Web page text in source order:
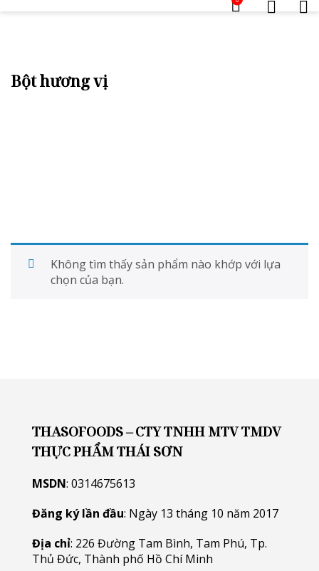
Bột hương vị
Không tìm thấy sản phẩm nào khớp với lựa
chọn của bạn.
THASOFOODS – CTY TNHH MTV TMDV
THỰC PHẨM THÁI SƠN
MSDN: 0314675613
Đăng ký lần đầu: Ngày 13 tháng 10 năm 2017
Địa chỉ: 226 Đường Tam Bình, Tam Phú, Tp.
Thủ Đức, Thành phố Hồ Chí Minh